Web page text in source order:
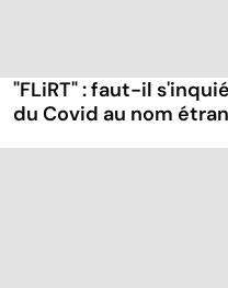
"FLiRT" : faut-il
du Covid au nom